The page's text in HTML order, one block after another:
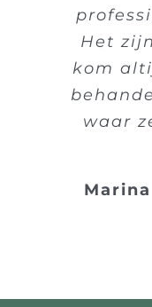
Het
kom
waar